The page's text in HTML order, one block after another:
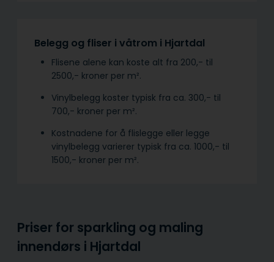
Belegg og fliser i våtrom i Hjartdal
Flisene alene kan koste alt fra 200,- til
2500,- kroner per m².
Vinylbelegg koster typisk fra ca. 300,- til
700,- kroner per m².
Kostnadene for å flislegge eller legge
vinylbelegg varierer typisk fra ca. 1000,- til
1500,- kroner per m².
Priser for sparkling og maling
innendørs i Hjartdal